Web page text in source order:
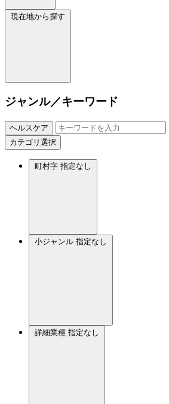
現在地から探す
ジャンル／キーワード
ヘルスケア
カテゴリ選択
町村字 指定なし
小ジャンル 指定なし
詳細業種 指定なし